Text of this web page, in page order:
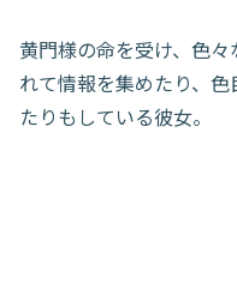
黄門様の命を受け、色
れて情報を集めたり、
たりもしている彼女。